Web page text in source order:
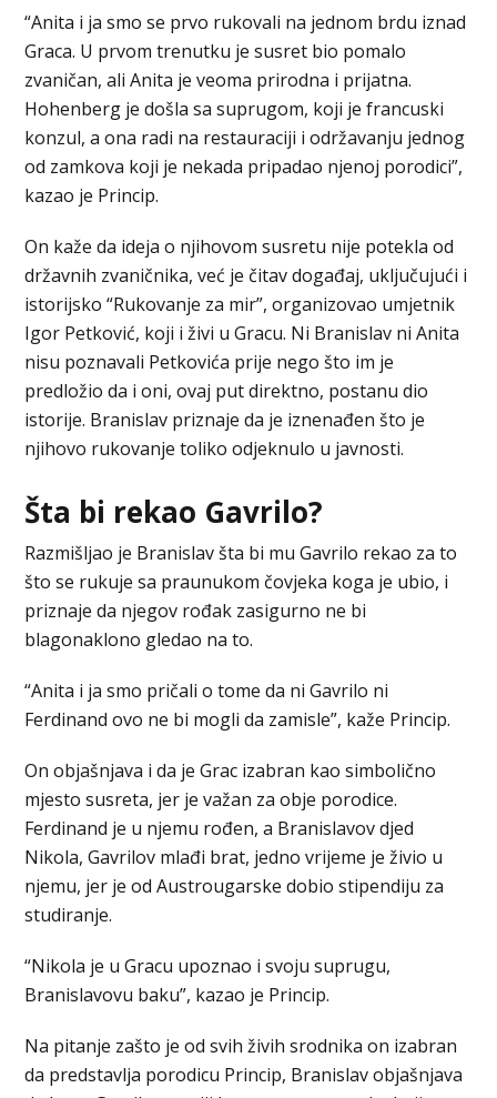
“Anita i ja smo se prvo rukovali na jednom brdu iznad
Graca. U prvom trenutku je susret bio pomalo
zvaničan, ali Anita je veoma prirodna i prijatna.
Hohenberg je došla sa suprugom, koji je francuski
konzul, a ona radi na restauraciji i održavanju jednog
od zamkova koji je nekada pripadao njenoj porodici”,
kazao je Princip.
On kaže da ideja o njihovom susretu nije potekla od
državnih zvaničnika, već je čitav događaj, uključujući i
istorijsko “Rukovanje za mir”, organizovao umjetnik
Igor Petković, koji i živi u Gracu. Ni Branislav ni Anita
nisu poznavali Petkovića prije nego što im je
predložio da i oni, ovaj put direktno, postanu dio
istorije. Branislav priznaje da je iznenađen što je
njihovo rukovanje toliko odjeknulo u javnosti.
Šta bi rekao Gavrilo?
Razmišljao je Branislav šta bi mu Gavrilo rekao za to
što se rukuje sa praunukom čovjeka koga je ubio, i
priznaje da njegov rođak zasigurno ne bi
blagonaklono gledao na to.
“Anita i ja smo pričali o tome da ni Gavrilo ni
Ferdinand ovo ne bi mogli da zamisle”, kaže Princip.
On objašnjava i da je Grac izabran kao simbolično
mjesto susreta, jer je važan za obje porodice.
Ferdinand je u njemu rođen, a Branislavov djed
Nikola, Gavrilov mlađi brat, jedno vrijeme je živio u
njemu, jer je od Austrougarske dobio stipendiju za
studiranje.
“Nikola je u Gracu upoznao i svoju suprugu,
Branislavovu baku”, kazao je Princip.
Na pitanje zašto je od svih živih srodnika on izabran
da predstavlja porodicu Princip, Branislav objašnjava